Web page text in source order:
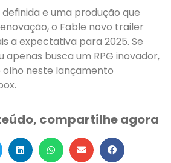
e uma produção que
o Fable novo trailer
a expectativa para 2025. Se
apenas busca um RPG inovador,
neste lançamento
compartilhe agora